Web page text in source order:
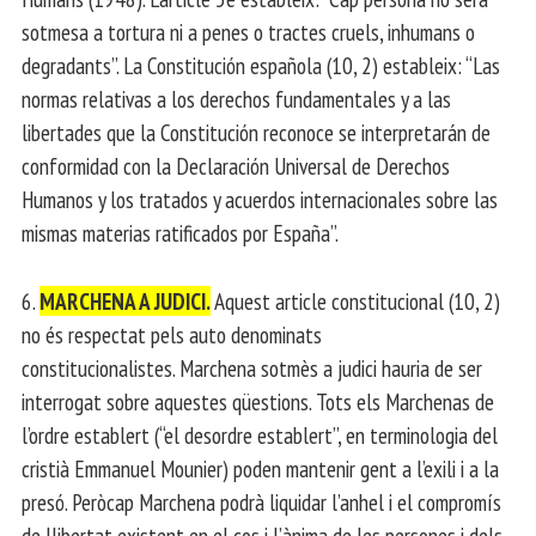
sotmesa a tortura ni a penes o tractes cruels, inhumans o
degradants”. La Constitución española (10, 2) estableix: “Las
normas relativas a los derechos fundamentales y a las
libertades que la Constitución reconoce se interpretarán de
conformidad con la Declaración Universal de Derechos
Humanos y los tratados y acuerdos internacionales sobre las
mismas materias ratificados por España”.
6. MARCHENA A JUDICI.Aquest article constitucional (10, 2)
no és respectat pels auto denominats
constitucionalistes. Marchena sotmès a judici hauria de ser
interrogat sobre aquestes qüestions. Tots els Marchenas de
l’ordre establert (“el desordre establert”, en terminologia del
cristià Emmanuel Mounier) poden mantenir gent a l’exili i a la
presó. Peròcap Marchena podrà liquidar l’anhel i el compromís